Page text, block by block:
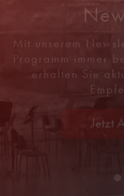
Mit unserem
Programm immer
erhalten Sie
Jetzt